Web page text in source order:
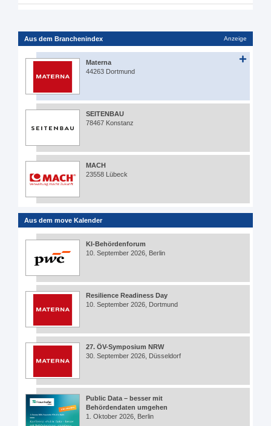
Aus dem Branchenindex Anzeige
Materna
44263 Dortmund
SEITENBAU
78467 Konstanz
MACH
23558 Lübeck
Aus dem move Kalender
KI-Behördenforum
10. September 2026, Berlin
Resilience Readiness Day
10. September 2026, Dortmund
27. ÖV-Symposium NRW
30. September 2026, Düsseldorf
Public Data – besser mit
Behördendaten umgehen
1. Oktober 2026, Berlin